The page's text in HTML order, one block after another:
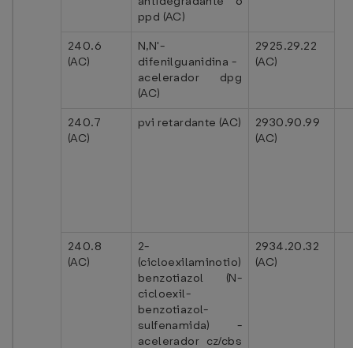
ppd (AC)
240.6
(AC)
N,N'-
difenilguanidina -
acelerador dpg
(AC)
2925.29.22
(AC)
240.7
(AC)
pvi retardante (AC)
2930.90.99
(AC)
240.8
(AC)
2-
(cicloexilaminotio)
benzotiazol (N-
cicloexil-
benzotiazol-
sulfenamida) -
acelerador cz/cbs
2934.20.32
(AC)